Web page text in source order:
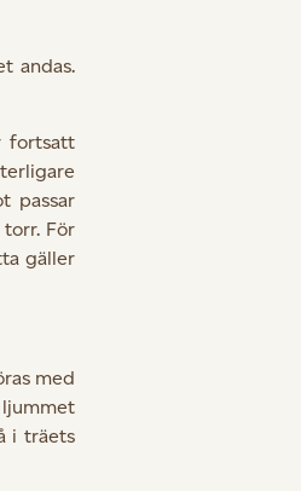
andas.
fortsatt
passar
För
gäller
med
i träets